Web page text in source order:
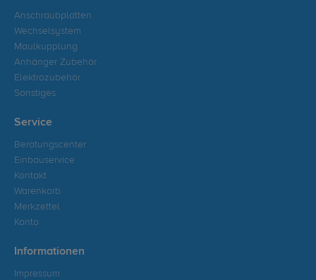
Anschraubplatten
Wechselsystem
Maulkupplung
Anhänger Zubehör
Elektrozubehör
Sonstiges
Service
Beratungscenter
Einbauservice
Kontakt
Warenkorb
Merkzettel
Konto
Informationen
Impressum